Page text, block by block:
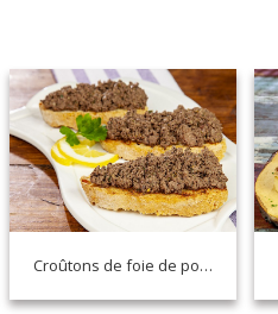
Croûtons de foie de poulet